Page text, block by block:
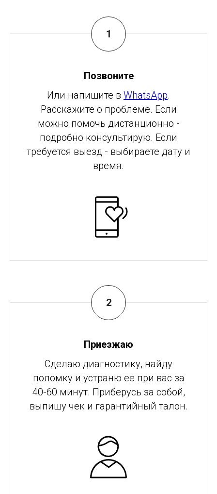
Позвоните
Или напишите в WhatsApp.
Расскажите о проблеме. Если
можно помочь дистанционно -
подробно консультирую. Если
требуется выезд - выбираете дату и
время.
Приезжаю
Сделаю диагностику, найду
поломку и устраню её при вас за
40-60 минут. Приберусь за собой,
выпишу чек и гарантийный талон.